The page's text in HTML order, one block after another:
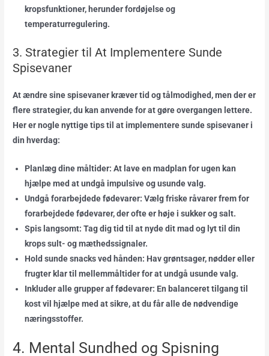
kropsfunktioner, herunder fordøjelse og
temperaturregulering.
3. Strategier til At Implementere Sunde
Spisevaner
At ændre sine spisevaner kræver tid og tålmodighed, men der er
flere strategier, du kan anvende for at gøre overgangen lettere.
Her er nogle nyttige tips til at implementere sunde spisevaner i
din hverdag:
Planlæg dine måltider: At lave en madplan for ugen kan
hjælpe med at undgå impulsive og usunde valg.
Undgå forarbejdede fødevarer: Vælg friske råvarer frem for
forarbejdede fødevarer, der ofte er høje i sukker og salt.
Spis langsomt: Tag dig tid til at nyde dit mad og lyt til din
krops sult- og mæthedssignaler.
Hold sunde snacks ved hånden: Hav grøntsager, nødder eller
frugter klar til mellemmåltider for at undgå usunde valg.
Inkluder alle grupper af fødevarer: En balanceret tilgang til
kost vil hjælpe med at sikre, at du får alle de nødvendige
næringsstoffer.
4. Mental Sundhed og Spisning